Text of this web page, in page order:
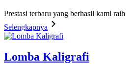
Prestasi terbaru yang berhasil kami raih
Selengkapnya
Lomba Kaligrafi